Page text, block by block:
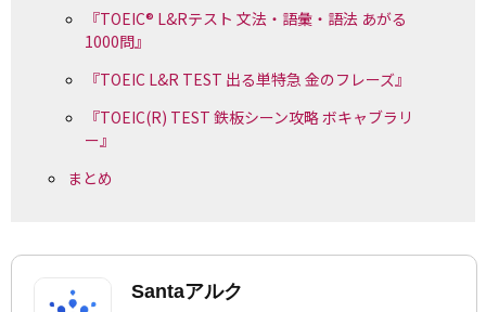
『TOEIC® L&Rテスト 文法・語彙・語法 あがる
1000問』
『TOEIC L&R TEST 出る単特急 金のフレーズ』
『TOEIC(R) TEST 鉄板シーン攻略 ボキャブラリ
ー』
まとめ